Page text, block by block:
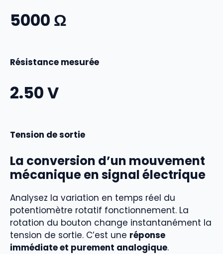
5000 Ω
Résistance mesurée
2.50V
Tension de sortie
La conversion d’un mouvement
mécanique en signal électrique
Analysez la variation en temps réel du
potentiomètre rotatif fonctionnement. La
rotation du bouton change instantanément la
tension de sortie. C’est une réponse
immédiate et purement analogique.